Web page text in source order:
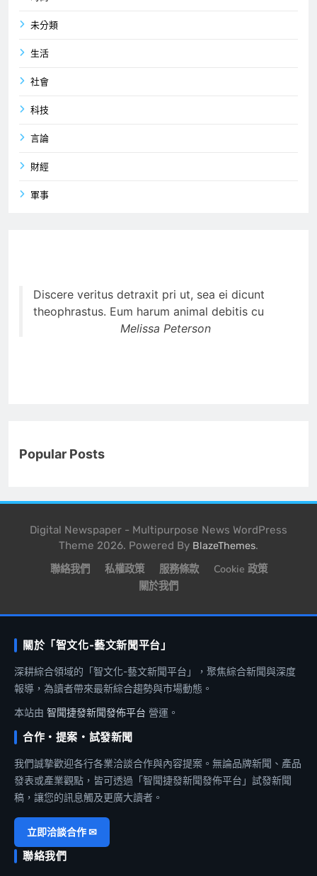
未分類
生活
社會
科技
言論
財經
軍事
Discere veritus detraxit pri ut, sea ei dicunt
theophrastus. Eum harum animal debitis cu
Melissa Peterson
Popular Posts
Digital Newspaper - Multipurpose News WordPress
Theme 2026. Powered By BlazeThemes.
聯絡我們 私權政策 服務條款
Cookie 政策
關於我們
關於「智文化-藝文新聞平台」
深耕綜合領域的「智文化-藝文新聞平台」，聚焦綜合新聞與深度
報導，為讀者帶來最新綜合趨勢與市場動態。
本站由 智聞捷發新聞發佈平台 營運。
合作・提案・試發新聞
我們誠摯歡迎各行各業洽談合作與內容提案。無論品牌新聞、產品
發表或產業觀點，皆可透過「智聞捷發新聞發佈平台」試發新聞
稿，讓您的訊息觸及更廣大讀者。
立即洽談合作 ✉
聯絡我們